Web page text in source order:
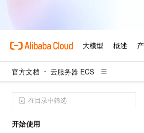
官方文档 云服务器 ECS
开始使用